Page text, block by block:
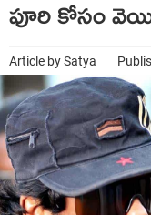
పూరి కోసం
Article bySatya